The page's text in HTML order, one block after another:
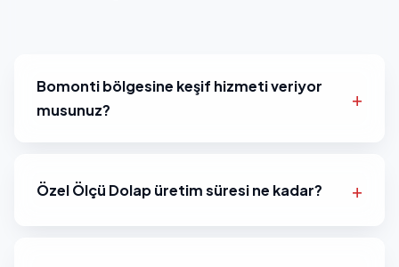
Bomonti bölgesine keşif hizmeti veriyor
musunuz?
Özel Ölçü Dolap üretim süresi ne kadar?